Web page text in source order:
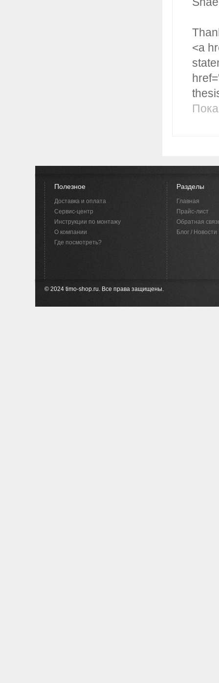
<a
Полезное
Доставка и оплата
Сервис-центр
Инструкции по монтажу
O компании
Где посмотреть?
Разделы
Главная
Прайс-лист
Обратная
Блог / Новости
© 2024 timo-shop.ru. Все права защищены.